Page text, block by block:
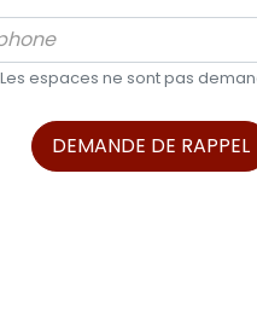
Les espaces ne sont pas
DEMANDE DE RAPPEL
BOATS, L’EXPERT